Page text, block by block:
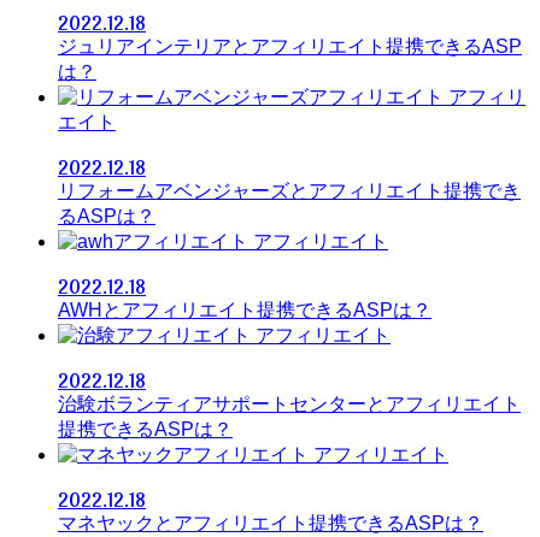
2022.12.18
ジュリアインテリアとアフィリエイト提携できるASP
は？
アフィリ
エイト
2022.12.18
リフォームアベンジャーズとアフィリエイト提携でき
るASPは？
アフィリエイト
2022.12.18
AWHとアフィリエイト提携できるASPは？
アフィリエイト
2022.12.18
治験ボランティアサポートセンターとアフィリエイト
提携できるASPは？
アフィリエイト
2022.12.18
マネヤックとアフィリエイト提携できるASPは？